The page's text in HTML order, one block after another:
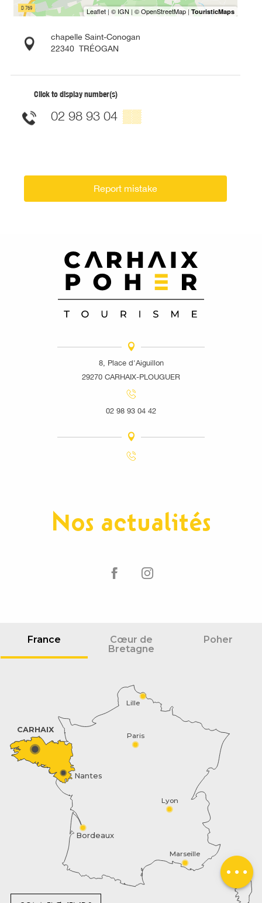
Schedules
chapelle Saint-Conogan
22340 TRÉOGAN
Click to display number(s)
02 98 93 04 ▒▒
Report mistake
8, Place d'Aiguillon
29270 CARHAIX-PLOUGUER
02 98 93 04 42
Nos actualités
France
Cœur de
Bretagne
Poher
Paris
Marseille
Lyon
Lille
Bordeaux
Nantes
CARHAIX